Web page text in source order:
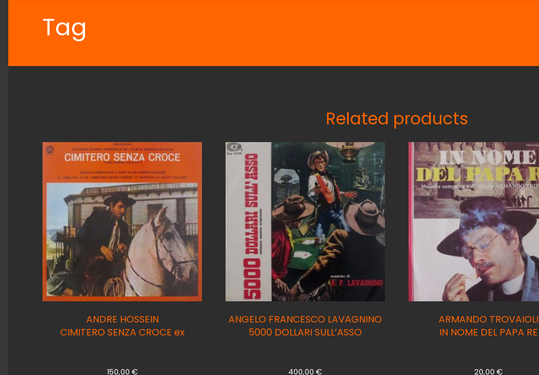
DELLA
VITA
Tag
Related products
ANDRE HOSSEIN
CIMITERO SENZA CROCE ex
150,00 €
ANGELO FRANCESCO LAVAGNINO
5000 DOLLARI SULL’ASSO
400,00 €
ARMANDO TROVAIOLI
IN NOME DEL PAPA RE
20,00 €